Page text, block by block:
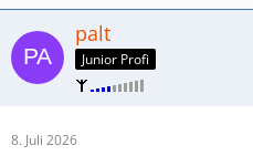
palt
Junior Profi
8. Juli 2026